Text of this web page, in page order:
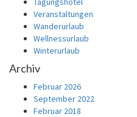
Veranstaltungen
Wanderurlaub
Wellnessurlaub
Winterurlaub
Archiv
Februar 2026
September 2022
Februar 2018